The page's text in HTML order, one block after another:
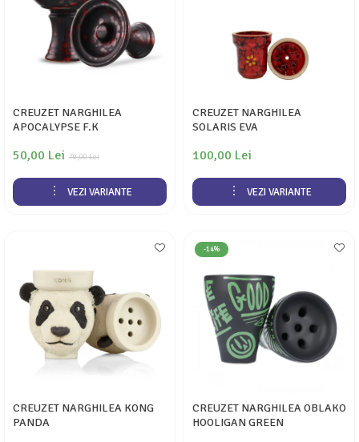
CREUZET NARGHILEA
APOCALYPSE F.K
70,00 Lei
50,00 Lei
VEZI VARIANTE
CREUZET NARGHILEA
SOLARIS EVA
100,00 Lei
VEZI VARIANTE
CREUZET NARGHILEA KONG
PANDA
-14%
CREUZET NARGHILEA OBLAKO
HOOLIGAN GREEN